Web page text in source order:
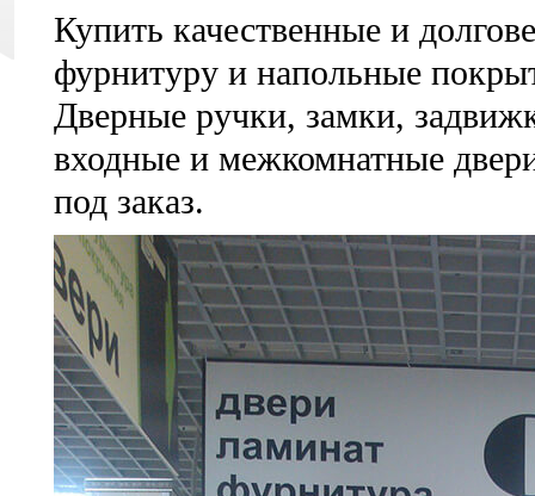
Купить качественные и
фурнитуру и напольные
Дверные ручки, замки,
входные и межкомнатные
под заказ.